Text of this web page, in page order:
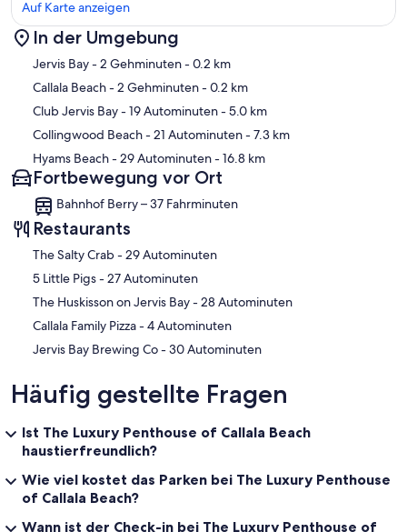
Karte
Auf Karte anzeigen
In der Umgebung
Jervis Bay- 2 Gehminuten- 0.2 km
Callala Beach- 2 Gehminuten- 0.2 km
Club Jervis Bay- 19 Autominuten- 5.0 km
Collingwood Beach- 21 Autominuten- 7.3 km
Hyams Beach- 29 Autominuten- 16.8 km
Fortbewegung vor Ort
Bahnhof Berry – 37 Fahrminuten
Restaurants
‪The Salty Crab - ‬29 Autominuten
‪5 Little Pigs - ‬27 Autominuten
‪The Huskisson on Jervis Bay - ‬28 Autominuten
‪Callala Family Pizza - ‬4 Autominuten
‪Jervis Bay Brewing Co - ‬30 Autominuten
Häufig gestellte Fragen
Ist The Luxury Penthouse of Callala Beach
haustierfreundlich?
Wie viel kostet das Parken bei The Luxury Penthouse
of Callala Beach?
Wann ist der Check-in bei The Luxury Penthouse of